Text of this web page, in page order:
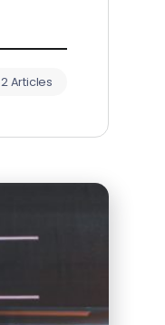
2 Articles